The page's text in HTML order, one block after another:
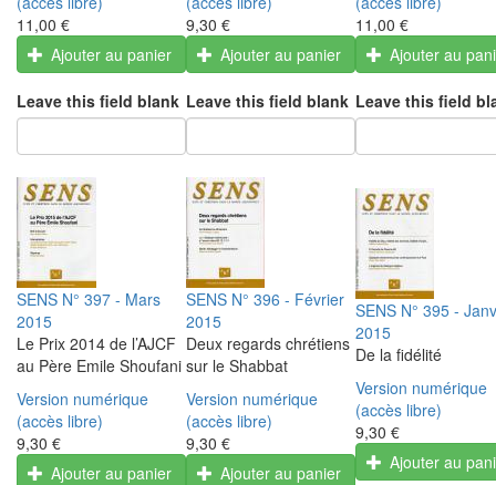
11,00 €
Ajouter au panier
Leave this field blank
9,30 €
Ajouter au panier
Leave this field blank
11,00 €
Ajouter au
Leave this field
SENS N° 397 - Mars
2015
Le Prix 2014 de l’AJCF
au Père Emile Shoufani
Version numérique
(accès libre)
9,30 €
Ajouter au panier
SENS N° 396 - Février
2015
Deux regards chrétiens
sur le Shabbat
Version numérique
(accès libre)
9,30 €
Ajouter au panier
SENS N° 395 -
2015
De la fidélité
Version numérique
(accès libre)
9,30 €
Ajouter au